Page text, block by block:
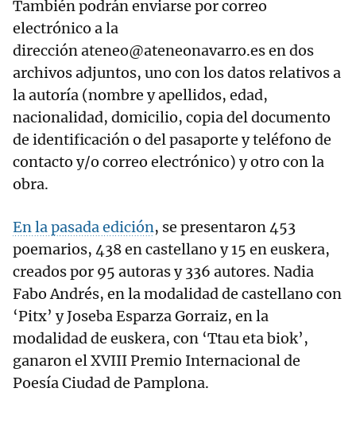
También podrán enviarse por correo
electrónico a la
dirección ateneo@ateneonavarro.es en dos
archivos adjuntos, uno con los datos relativos a
la autoría (nombre y apellidos, edad,
nacionalidad, domicilio, copia del documento
de identificación o del pasaporte y teléfono de
contacto y/o correo electrónico) y otro con la
obra.
En la pasada edición, se presentaron 453
poemarios, 438 en castellano y 15 en euskera,
creados por 95 autoras y 336 autores. Nadia
Fabo Andrés, en la modalidad de castellano con
‘Pitx’ y Joseba Esparza Gorraiz, en la
modalidad de euskera, con ‘Ttau eta biok’,
ganaron el XVIII Premio Internacional de
Poesía Ciudad de Pamplona.